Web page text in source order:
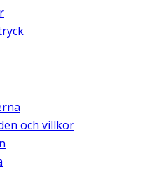
och villkor